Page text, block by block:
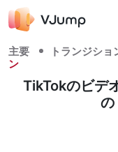
主要 トランジショ
ン
TikTokのビデ
の